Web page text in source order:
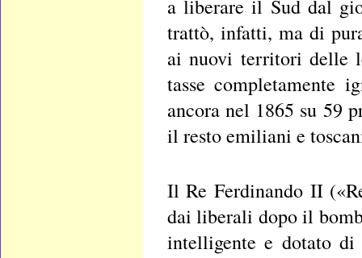
a liberare il Sud dal
trattò, infatti, ma di
ai nuovi territori delle
tasse completamente
ancora nel 1865 su 59
il resto emiliani e
Il Re Ferdinando II
dai liberali dopo il
intelligente e dotato